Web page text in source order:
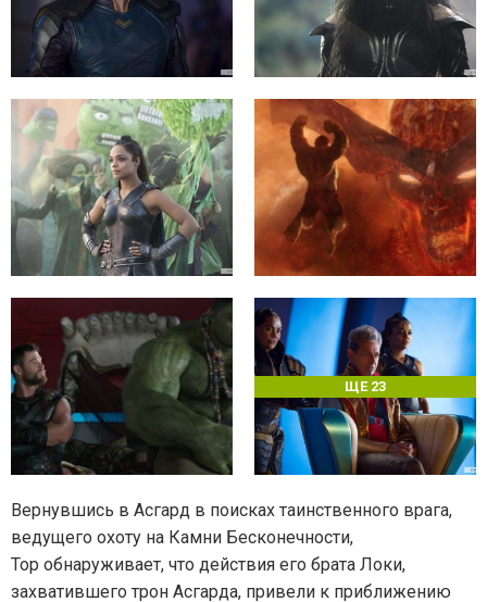
ЩЕ 23
Вернувшись в Асгард в поисках таинственного врага,
ведущего охоту на Камни Бесконечности,
Тор обнаруживает, что действия его брата Локи,
захватившего трон Асгарда, привели к приближению